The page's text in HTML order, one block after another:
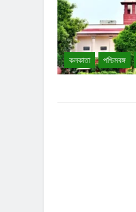
কলকাতা পশ্চিমবঙ্গ